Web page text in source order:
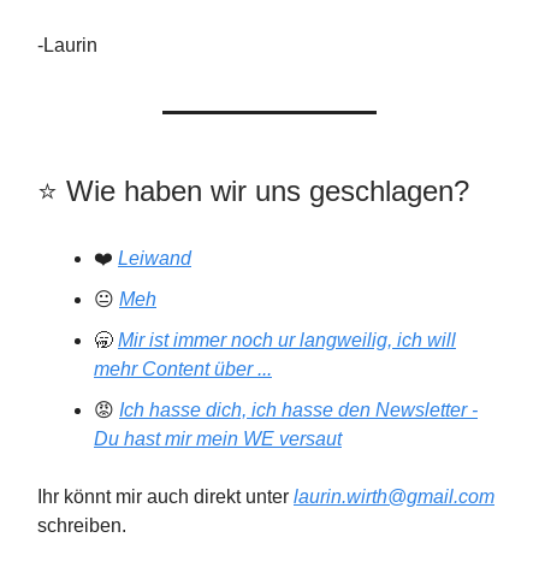
-Laurin
⭐️️ Wie haben wir uns geschlagen?
❤️ Leiwand
😐 Meh
🥱 Mir ist immer noch ur langweilig, ich will
mehr Content über ...
😡 Ich hasse dich, ich hasse den Newsletter -
Du hast mir mein WE versaut
Ihr könnt mir auch direkt unter laurin.wirth@gmail.com
schreiben.